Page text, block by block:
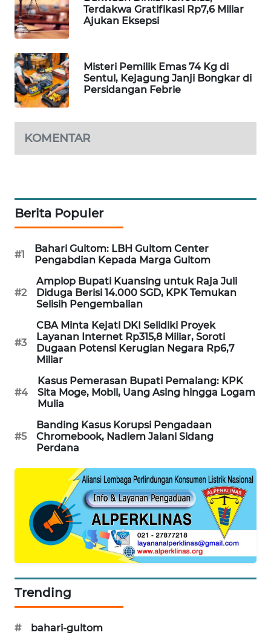
Terdakwa Gratifikasi Rp7,6 Miliar
Ajukan Eksepsi
Misteri Pemilik Emas 74 Kg di
Sentul, Kejagung Janji Bongkar di
Persidangan Febrie
KOMENTAR
Berita Populer
#1
Bahari Gultom: LBH Gultom Center
Pengabdian Kepada Marga Gultom
#2
Amplop Bupati Kuansing untuk Raja Juli
Diduga Berisi 14.000 SGD, KPK Temukan
Selisih Pengembalian
#3
CBA Minta Kejati DKI Selidiki Proyek
Layanan Internet Rp315,8 Miliar, Soroti
Dugaan Potensi Kerugian Negara Rp6,7
Miliar
#4
Kasus Pemerasan Bupati Pemalang: KPK
Sita Moge, Mobil, Uang Asing hingga Logam
Mulia
#5
Banding Kasus Korupsi Pengadaan
Chromebook, Nadiem Jalani Sidang
Perdana
Trending
#
bahari-gultom
LISTRIK
WAHANA
WAHANA
TV
WAHANANEWS
ID
WAHANANEWS
NET
WAHANA
WAHANA
WAHANA
SELEB
WAHANA
PERSONA
WAHANA
OTOMOTIF
WAHANA
DESA
WAHANA
Wahana